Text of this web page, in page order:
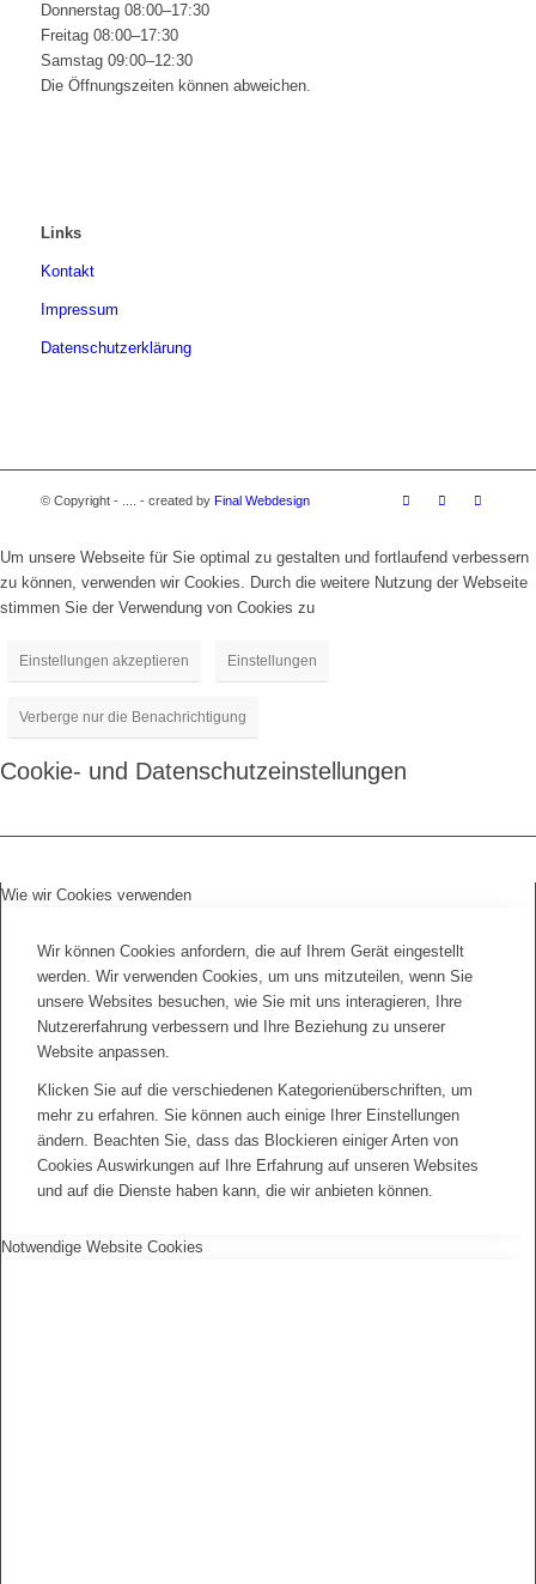
Donnerstag 08:00–17:30
Freitag 08:00–17:30
Samstag 09:00–12:30
Die Öffnungszeiten können abweichen.
Links
Kontakt
Impressum
Datenschutzerklärung
© Copyright - .... - created by Final Webdesign
Um unsere Webseite für Sie optimal zu gestalten und fortlaufend verbessern
zu können, verwenden wir Cookies. Durch die weitere Nutzung der Webseite
stimmen Sie der Verwendung von Cookies zu
Einstellungen akzeptieren Einstellungen
Verberge nur die Benachrichtigung
Cookie- und Datenschutzeinstellungen
Wie wir Cookies verwenden
Wir können Cookies anfordern, die auf Ihrem Gerät eingestellt
werden. Wir verwenden Cookies, um uns mitzuteilen, wenn Sie
unsere Websites besuchen, wie Sie mit uns interagieren, Ihre
Nutzererfahrung verbessern und Ihre Beziehung zu unserer
Website anpassen.
Klicken Sie auf die verschiedenen Kategorienüberschriften, um
mehr zu erfahren. Sie können auch einige Ihrer Einstellungen
ändern. Beachten Sie, dass das Blockieren einiger Arten von
Cookies Auswirkungen auf Ihre Erfahrung auf unseren Websites
und auf die Dienste haben kann, die wir anbieten können.
Notwendige Website Cookies